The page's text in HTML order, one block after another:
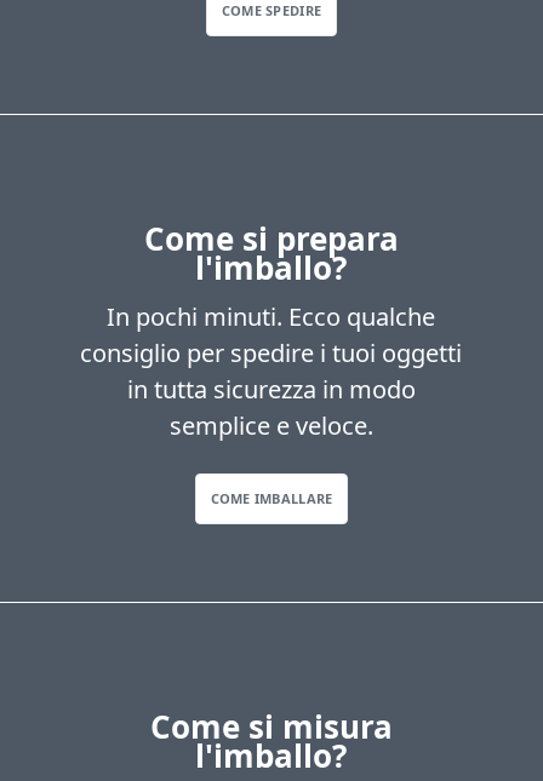
COME SPEDIRE
Come si prepara
l'imballo?
In pochi minuti. Ecco qualche
consiglio per spedire i tuoi oggetti
in tutta sicurezza in modo
semplice e veloce.
COME IMBALLARE
Come si misura
l'imballo?